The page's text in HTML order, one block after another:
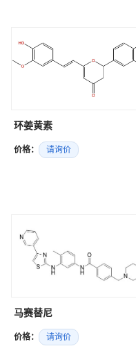
环姜黄素
价格： 请询价
马赛替尼
价格： 请询价